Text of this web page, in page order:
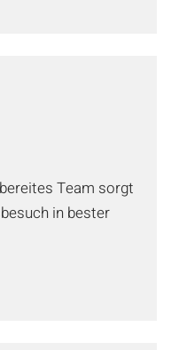
Team sorgt
in bester